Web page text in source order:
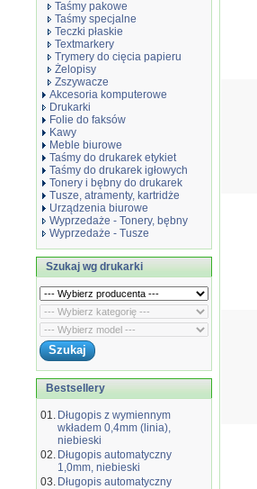
Taśmy pakowe
Taśmy specjalne
Teczki płaskie
Textmarkery
Trymery do cięcia papieru
Żelopisy
Zszywacze
Akcesoria komputerowe
Drukarki
Folie do faksów
Kawy
Meble biurowe
Taśmy do drukarek etykiet
Taśmy do drukarek igłowych
Tonery i bębny do drukarek
Tusze, atramenty, kartridże
Urządzenia biurowe
Wyprzedaże - Tonery, bębny
Wyprzedaże - Tusze
Szukaj wg drukarki
Bestsellery
01. Długopis z wymiennym
wkładem 0,4mm (linia),
niebieski
02. Długopis automatyczny
1,0mm, niebieski
03. Długopis automatyczny